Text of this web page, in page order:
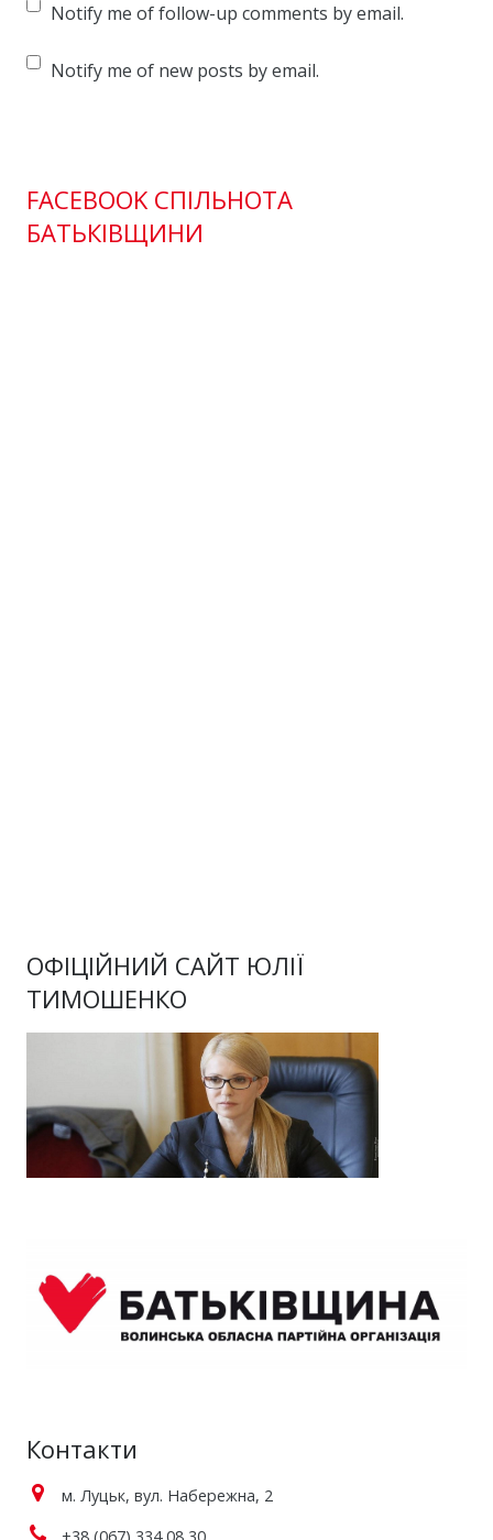
Notify me of follow-up comments by email.
Notify me of new posts by email.
FACEBOOK СПІЛЬНОТА
БАТЬКІВЩИНИ
ОФІЦІЙНИЙ САЙТ ЮЛІЇ
ТИМОШЕНКО
Контакти
м. Луцьк, вул. Набережна, 2
+38 (067) 334 08 30